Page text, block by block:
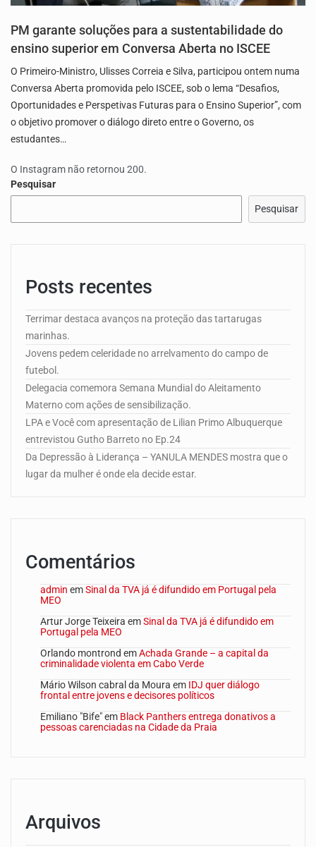
PM garante soluções para a sustentabilidade do
ensino superior em Conversa Aberta no ISCEE
O Primeiro-Ministro, Ulisses Correia e Silva, participou ontem numa
Conversa Aberta promovida pelo ISCEE, sob o lema “Desafios,
Oportunidades e Perspetivas Futuras para o Ensino Superior”, com
o objetivo promover o diálogo direto entre o Governo, os
estudantes…
O Instagram não retornou 200.
Pesquisar
Pesquisar
Posts recentes
Terrimar destaca avanços na proteção das tartarugas
marinhas.
Jovens pedem celeridade no arrelvamento do campo de
futebol.
Delegacia comemora Semana Mundial do Aleitamento
Materno com ações de sensibilização.
LPA e Você com apresentação de Lilian Primo Albuquerque
entrevistou Gutho Barreto no Ep.24
Da Depressão à Liderança – YANULA MENDES mostra que o
lugar da mulher é onde ela decide estar.
Comentários
admin emSinal da TVA já é difundido em Portugal pela
MEO
Artur Jorge Teixeira emSinal da TVA já é difundido em
Portugal pela MEO
Orlando montrond emAchada Grande – a capital da
criminalidade violenta em Cabo Verde
Mário Wilson cabral da Moura em IDJ quer diálogo
frontal entre jovens e decisores políticos
Emiliano "Bife"em Black Panthers entrega donativos a
pessoas carenciadas na Cidade da Praia
Arquivos